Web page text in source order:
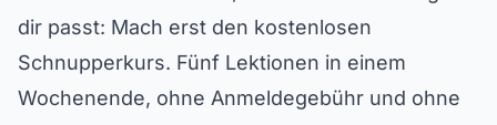
dir passt: Mach erst den kostenlosen
Schnupperkurs. Fünf Lektionen in einem
Wochenende, ohne Anmeldegebühr und ohne